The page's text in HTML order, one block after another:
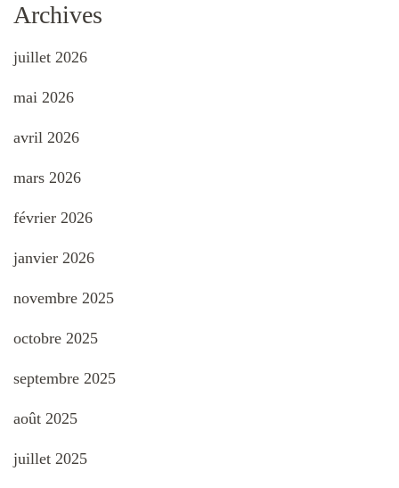
Archives
juillet 2026
mai 2026
avril 2026
mars 2026
février 2026
janvier 2026
novembre 2025
octobre 2025
septembre 2025
août 2025
juillet 2025